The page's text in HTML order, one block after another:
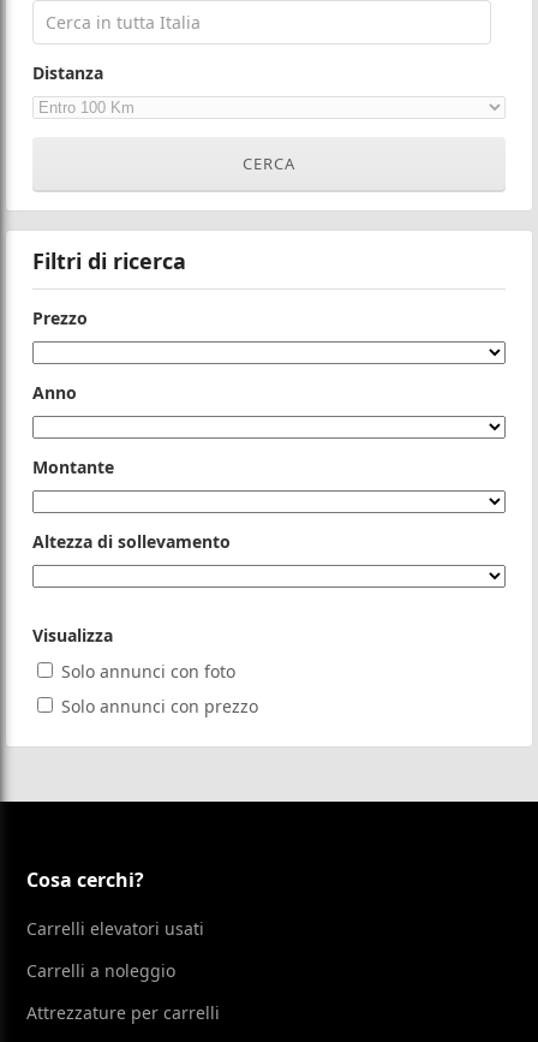
Distanza
Filtri di ricerca
Prezzo
Anno
Montante
Altezza di sollevamento
Visualizza
Solo annunci con foto
Solo annunci con prezzo
Cosa cerchi?
Carrelli elevatori usati
Carrelli a noleggio
Attrezzature per carrelli